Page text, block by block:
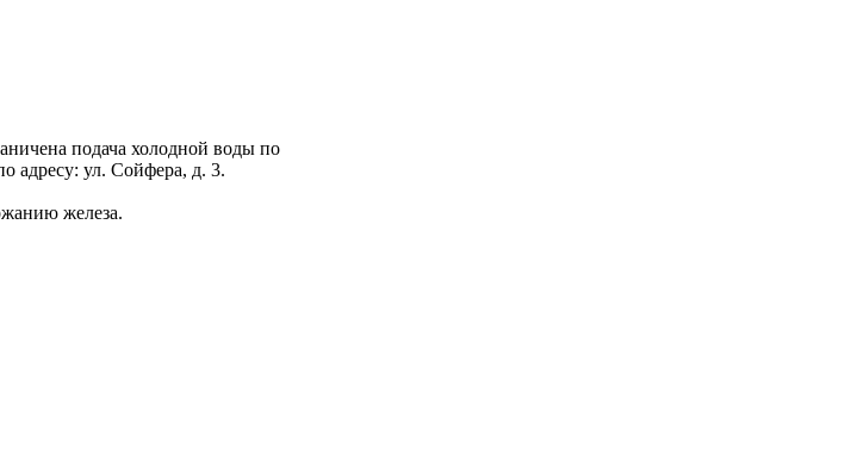
подача холодной воды по
адресу: ул. Сойфера, д. 3.
железа.